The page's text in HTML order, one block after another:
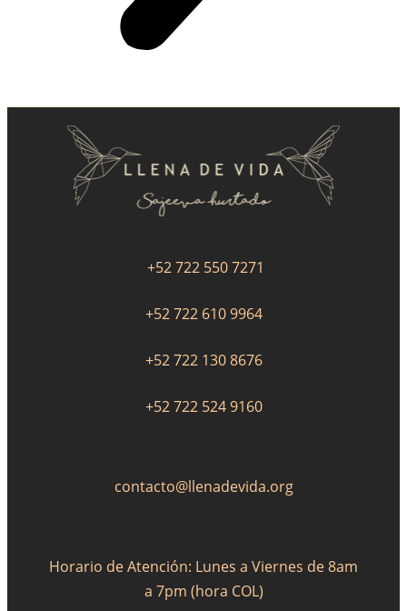
+52 722 550 7271
+52 722 610 9964
+52 722 130 8676
+52 722 524 9160
contacto@llenadevida.org
Horario de Atención: Lunes a Viernes de 8am
a 7pm (hora COL)